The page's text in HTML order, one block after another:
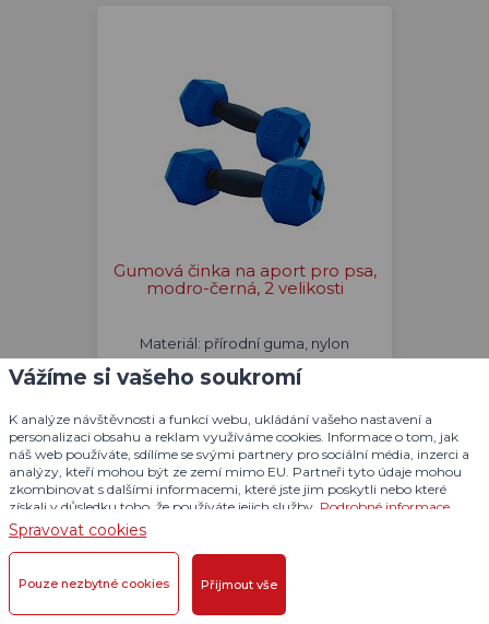
Gumová činka na aport pro psa,
modro-černá, 2 velikosti
Materiál: přírodní guma, nylon
Hmotnost: 160 g, 340 g
od 129 Kč
SKLADEM VÍCE NEŽ 5 KS
Vážíme si vašeho soukromí
K analýze návštěvnosti a funkcí webu, ukládání vašeho nastavení a
personalizaci obsahu a reklam využíváme cookies. Informace o tom, jak
náš web používáte, sdílíme se svými partnery pro sociální média, inzerci a
analýzy, kteří mohou být ze zemí mimo EU. Partneři tyto údaje mohou
zkombinovat s dalšími informacemi, které jste jim poskytli nebo které
získali v důsledku toho, že používáte jejich služby. Podrobné informace
Spravovat cookies
Pouze nezbytné cookies Přijmout vše